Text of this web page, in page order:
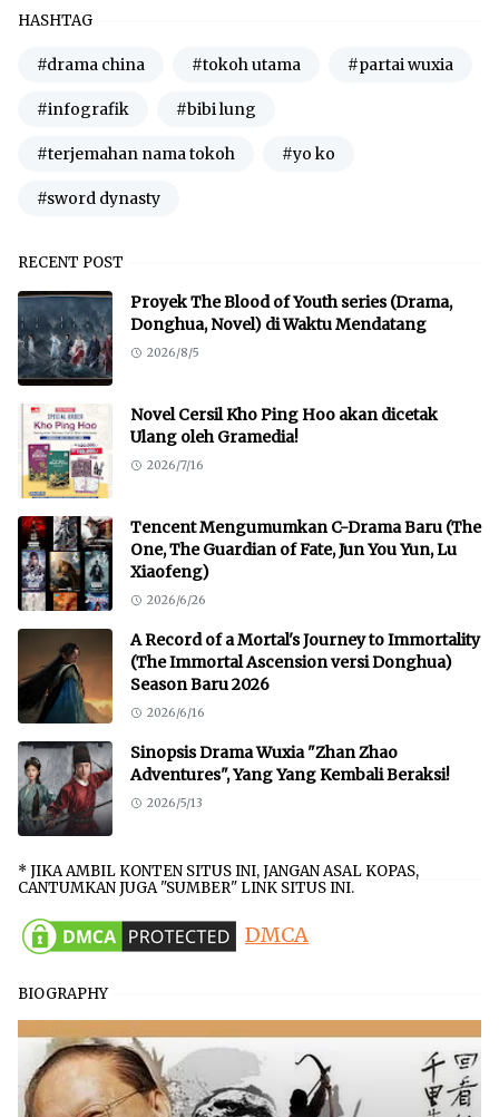
HASHTAG
#drama china #tokoh utama #partai wuxia
#infografik #bibi lung
#terjemahan nama tokoh #yo ko
#sword dynasty
RECENT POST
Proyek The Blood of Youth series (Drama,
Donghua, Novel) di Waktu Mendatang
2026/8/5
Novel Cersil Kho Ping Hoo akan dicetak
Ulang oleh Gramedia!
2026/7/16
Tencent Mengumumkan C-Drama Baru (The
One, The Guardian of Fate, Jun You Yun, Lu
Xiaofeng)
2026/6/26
A Record of a Mortal's Journey to Immortality
(The Immortal Ascension versi Donghua)
Season Baru 2026
2026/6/16
Sinopsis Drama Wuxia "Zhan Zhao
Adventures", Yang Yang Kembali Beraksi!
2026/5/13
* JIKA AMBIL KONTEN SITUS INI, JANGAN ASAL KOPAS,
CANTUMKAN JUGA "SUMBER" LINK SITUS INI.
DMCA
BIOGRAPHY